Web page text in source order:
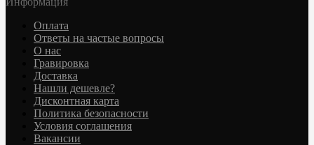
Оплата
Ответы на частые вопросы
О нас
Гравировка
Доставка
Нашли дешевле?
Дисконтная карта
Политика безопасности
Условия соглашения
Вакансии